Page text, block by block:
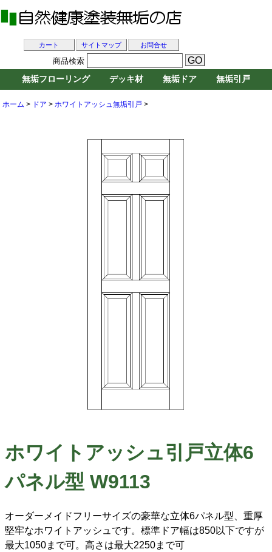
ホーム > ドア > ホワイトアッシュ無垢引戸 >
ホワイトアッシュ引戸立体6
パネル型 W9113
オーダーメイドフリーサイズの豪華な立体6パネル型、重厚
堅牢なホワイトアッシュです。標準ドア幅は850以下ですが
最大1050まで可。高さは最大2250まで可
カート サイトマップ お問合せ
商品検索
無垢フローリング デッキ材 無垢ドア 無垢引戸